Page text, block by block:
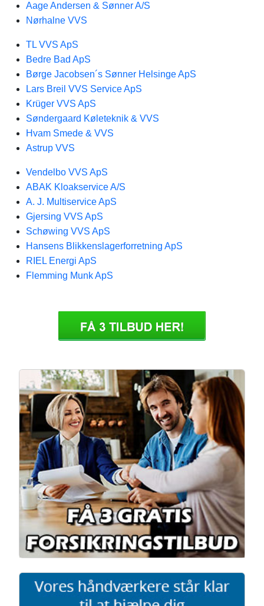
Aage Andersen & Sønner A/S
Nørhalne VVS
TL VVS ApS
Bedre Bad ApS
Børge Jacobsen´s Sønner Helsinge ApS
Lars Breil VVS Service ApS
Krüger VVS ApS
Søndergaard Køleteknik & VVS
Hvam Smede & VVS
Astrup VVS
Vendelbo VVS ApS
ABAK Kloakservice A/S
A. J. Multiservice ApS
Gjersing VVS ApS
Schøwing VVS ApS
Hansens Blikkenslagerforretning ApS
RIEL Energi ApS
Flemming Munk ApS